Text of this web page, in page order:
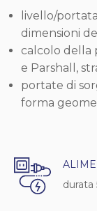
livello/
dimensioni
calcolo della
e Parshall,
portate di
forma
durata